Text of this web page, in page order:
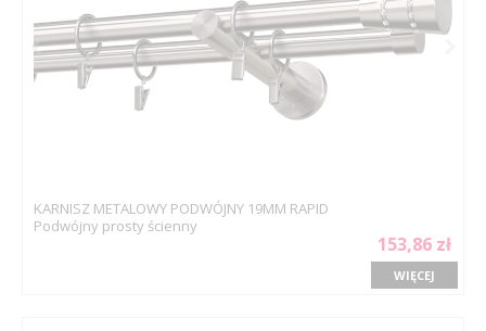
KARNISZ METALOWY PODWÓJNY 19MM RAPID
Podwójny prosty ścienny
153,86 zł
WIĘCEJ